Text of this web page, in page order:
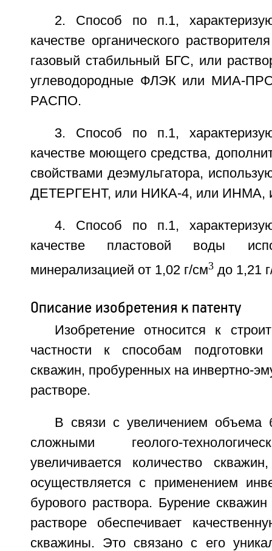
2. Способ по п.1,
качестве органического
газовый стабильный БГС, или
углеводородные ФЛЭК или МИА-
РАСПО.
3. Способ по п.1,
качестве моющего средства,
свойствами деэмульгатора,
ДЕТЕРГЕНТ, или НИКА-4, или ИНМА,
4. Способ по п.1,
качестве пластовой воды
минерализацией от 1,02 г/см3до 1,21
Описание изобретения к патенту
Изобретение относится к
частности к способам
скважин, пробуренных на инвертно-
растворе.
В связи с увеличением объема
сложными геолого-
увеличивается количество
осуществляется с применением
бурового раствора. Бурение
растворе обеспечивает
скважины. Это связано с его